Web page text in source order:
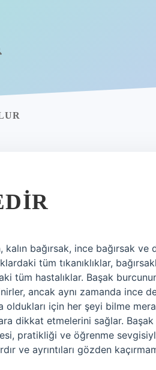
bağırsak, ince bağırsak ve
tüm tıkanıklıklar,
tüm hastalıklar. Başak
ancak aynı zamanda ince
için her şeyi bilme
dikkat etmelerini sağlar.
pratikliği ve öğrenme
ve ayrıntıları gözden